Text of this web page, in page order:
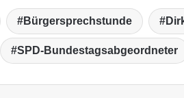
Bürgersprechstunde
SPD-Bundestagsabgeordneter